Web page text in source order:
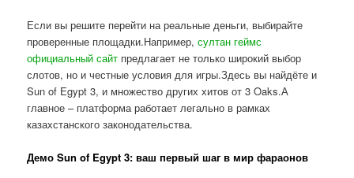
Если вы решите перейти на реальные деньги, выбирайте
проверенные площадки.Например,султан геймс
официальный сайт предлагает не только широкий выбор
слотов, но и честные условия для игры.Здесь вы найдёте и
Sun of Egypt 3, и множество других хитов от 3 Oaks.А
главное – платформа работает легально в рамках
казахстанского законодательства.
Демо Sun of Egypt 3: ваш первый шаг в мир фараонов